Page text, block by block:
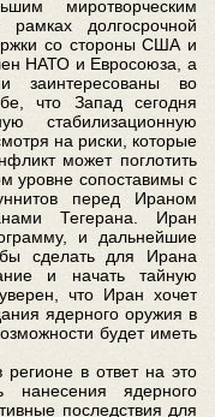
миротворческим
долгосрочной
со стороны США и
НАТО и Евросоюза, а
заинтересованы во
что Запад сегодня
стабилизационную
на риски, которые
может поглотить
уровне сопоставимы с
перед Ираном
Тегерана. Иран
и дальнейшие
сделать для Ирана
и начать тайную
что Иран хочет
ядерного оружия в
будет иметь
в ответ на это
нанесения ядерного
последствия для